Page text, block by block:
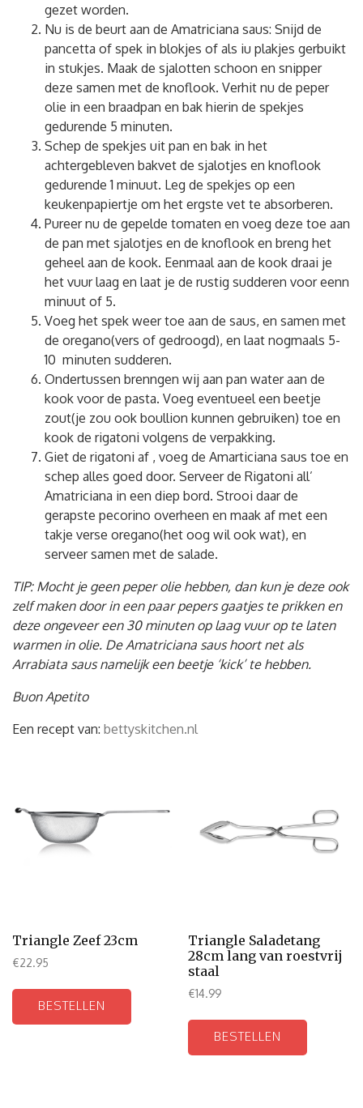
gezet worden.
Nu is de beurt aan de Amatriciana saus: Snijd de
pancetta of spek in blokjes of als iu plakjes gerbuikt
in stukjes. Maak de sjalotten schoon en snipper
deze samen met de knoflook. Verhit nu de peper
olie in een braadpan en bak hierin de spekjes
gedurende 5 minuten.
Schep de spekjes uit pan en bak in het
achtergebleven bakvet de sjalotjes en knoflook
gedurende 1 minuut. Leg de spekjes op een
keukenpapiertje om het ergste vet te absorberen.
Pureer nu de gepelde tomaten en voeg deze toe aan
de pan met sjalotjes en de knoflook en breng het
geheel aan de kook. Eenmaal aan de kook draai je
het vuur laag en laat je de rustig sudderen voor eenn
minuut of 5.
Voeg het spek weer toe aan de saus, en samen met
de oregano(vers of gedroogd), en laat nogmaals 5-
10 minuten sudderen.
Ondertussen brenngen wij aan pan water aan de
kook voor de pasta. Voeg eventueel een beetje
zout(je zou ook boullion kunnen gebruiken) toe en
kook de rigatoni volgens de verpakking.
Giet de rigatoni af , voeg de Amarticiana saus toe en
schep alles goed door. Serveer de Rigatoni all’
Amatriciana in een diep bord. Strooi daar de
gerapste pecorino overheen en maak af met een
takje verse oregano(het oog wil ook wat), en
serveer samen met de salade.
TIP: Mocht je geen peper olie hebben, dan kun je deze ook
zelf maken door in een paar pepers gaatjes te prikken en
deze ongeveer een 30 minuten op laag vuur op te laten
warmen in olie. De Amatriciana saus hoort net als
Arrabiata saus namelijk een beetje ‘kick’ te hebben.
Buon Apetito
Een recept van: bettyskitchen.nl
Triangle Zeef 23cm
€22.95
BESTELLEN
Triangle Saladetang
28cm lang van roestvrij
staal
€14.99
BESTELLEN